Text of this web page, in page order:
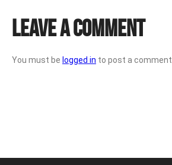
Leave a Comment
You must be logged in to post a comment.